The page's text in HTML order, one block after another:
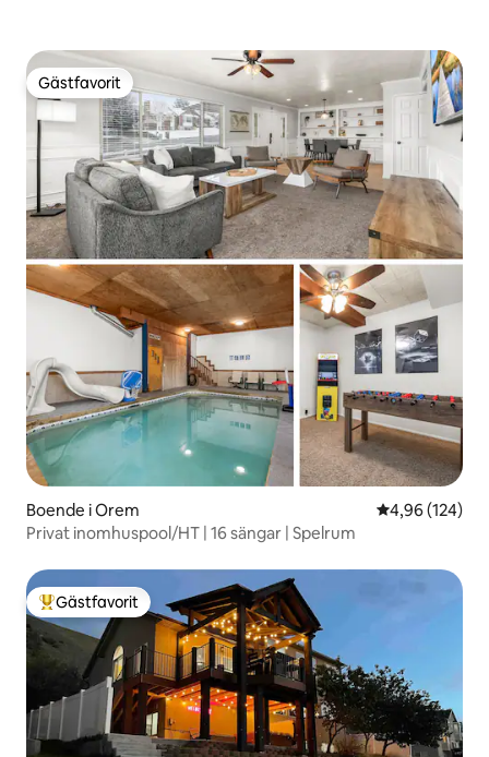
Gästfavorit
Gästfavorit
Boende i Orem 4,96 av 5 i
4,96 (124)
Privat inomhuspool/HT | 16 sängar | Spelrum
Populär gästfavorit
Gästfavorit